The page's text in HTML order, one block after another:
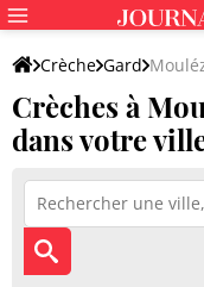
Crèche Gard
Crèches à
dans votre